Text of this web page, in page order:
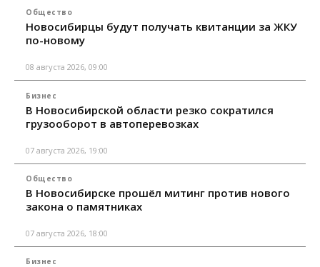
Общество
Новосибирцы будут получать квитанции за ЖКУ
по-новому
08 августа 2026, 09:00
Бизнес
В Новосибирской области резко сократился
грузооборот в автоперевозках
07 августа 2026, 19:00
Общество
В Новосибирске прошёл митинг против нового
закона о памятниках
07 августа 2026, 18:00
Бизнес